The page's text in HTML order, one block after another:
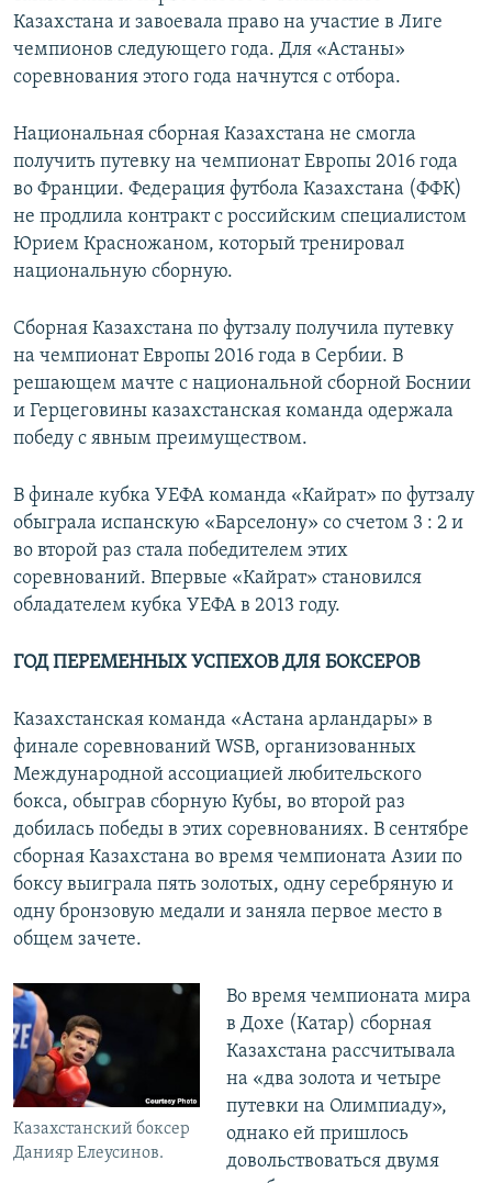
Казахстана и завоевала право на участие в Лиге
чемпионов следующего года. Для «Астаны»
соревнования этого года начнутся с отбора.
Национальная сборная Казахстана не смогла
получить путевку на чемпионат Европы 2016 года
во Франции. Федерация футбола Казахстана (ФФК)
не продлила контракт с российским специалистом
Юрием Красножаном, который тренировал
национальную сборную.
Сборная Казахстана по футзалу получила путевку
на чемпионат Европы 2016 года в Сербии. В
решающем мачте с национальной сборной Боснии
и Герцеговины казахстанская команда одержала
победу с явным преимуществом.
В финале кубка УЕФА команда «Кайрат» по футзалу
обыграла испанскую «Барселону» со счетом 3 : 2 и
во второй раз стала победителем этих
соревнований. Впервые «Кайрат» становился
обладателем кубка УЕФА в 2013 году.
ГОД ПЕРЕМЕННЫХ УСПЕХОВ ДЛЯ БОКСЕРОВ
Казахстанская команда «Астана арландары» в
финале соревнований WSB, организованных
Международной ассоциацией любительского
бокса, обыграв сборную Кубы, во второй раз
добилась победы в этих соревнованиях. В сентябре
сборная Казахстана во время чемпионата Азии по
боксу выиграла пять золотых, одну серебряную и
одну бронзовую медали и заняла первое место в
общем зачете.
Казахстанский боксер
Данияр Елеусинов.
Во время чемпионата мира
в Дохе (Катар) сборная
Казахстана рассчитывала
на «два золота и четыре
путевки на Олимпиаду»,
однако ей пришлось
довольствоваться двумя